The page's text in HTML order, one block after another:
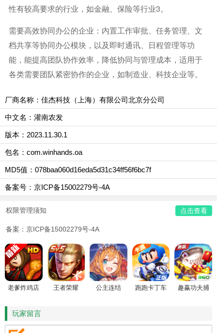
性有较高要求的行业，如金融、保险等行业3。
需要高效协同办公的企业：内置工作审批、任务管理、文
档共享等协同办公模块，以及即时通讯、日程管理等功
能，能提高团队协作效率，降低协同与管理成本，适用于
各类需要团队紧密协作的企业，如制造业、科技企业等。
厂商名称：佳杰科技（上海）有限公司北京分公司
中文名：灌南农发
版本：2023.11.30.1
包名：com.winhands.oa
MD5值：078baa060d16eda5d31c34ff56f6bc7f
备案号：京ICP备15002279号-4A
权限管理须知 点击查看
备案：京ICP备15002279号-4A
老爹炸鸡店
王者荣耀 公主连结 跑跑卡丁车
趣赢功夫捕
玩家留言